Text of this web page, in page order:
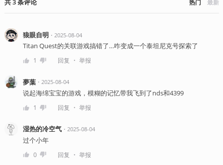
共3条评论 热门 最新
狼眼自明 ・ 2025-08-04
Titan Quest的关联游戏搞错了…咋变成一个泰坦尼克号探索了
1 回复 ・ 举报
夢葉・ 2025-08-04
说起海绵宝宝的游戏，模糊的记忆带我飞到了nds和4399
1 回复 ・ 举报
湿热的冷空气・ 2025-08-04
过个小年
0 回复 ・ 举报